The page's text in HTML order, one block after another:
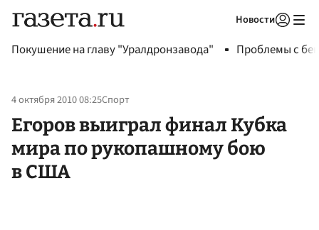
Новости
Покушение на главу "Уралдронзавода" Проблемы с
4 октября 2010 08:25Спорт
Егоров выиграл финал Кубка
мира по рукопашному бою
в США